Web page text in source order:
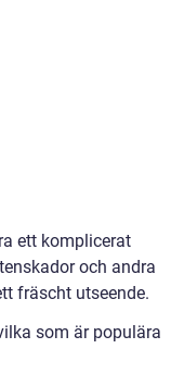
ett komplicerat
och andra
fräscht utseende.
som är populära